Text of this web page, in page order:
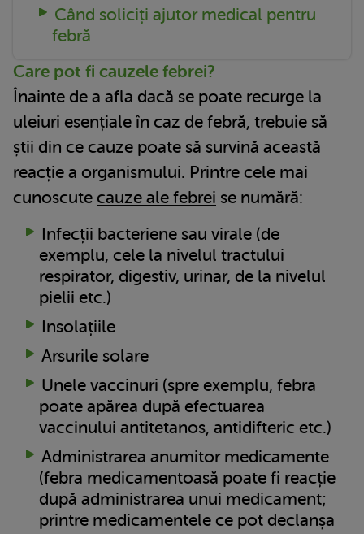
Când soliciți ajutor medical pentru
febră
Care pot fi cauzele febrei?
Înainte de a afla dacă se poate recurge la
uleiuri esențiale în caz de febră, trebuie să
știi din ce cauze poate să survină această
reacție a organismului. Printre cele mai
cunoscute cauze ale febrei se numără:
Infecții bacteriene sau virale (de
exemplu, cele la nivelul tractului
respirator, digestiv, urinar, de la nivelul
pielii etc.)
Insolațiile
Arsurile solare
Unele vaccinuri (spre exemplu, febra
poate apărea după efectuarea
vaccinului antitetanos, antidifteric etc.)
Administrarea anumitor medicamente
(febra medicamentoasă poate fi reacție
după administrarea unui medicament;
printre medicamentele ce pot declanșa